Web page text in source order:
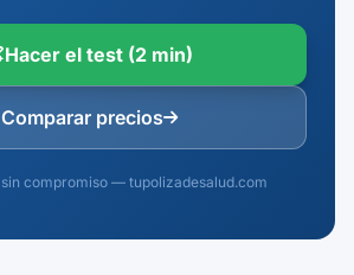
Hacer el test (2 min)
Comparar precios
compromiso — tupolizadesalud.com